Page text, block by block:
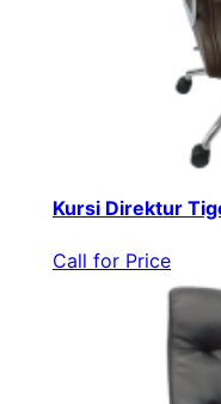
Kursi Direktur
Call for Price